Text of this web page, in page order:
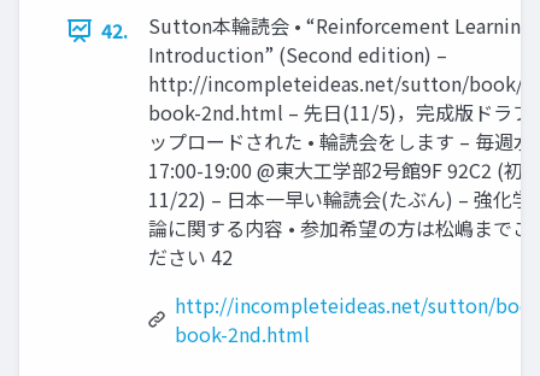
42.
Sutton本輪読会 • “Reinforcement Learning:
Introduction” (Second edition) –
http://incompleteideas.net/sutton/book/
book-2nd.html – 先⽇(11/5)，完成版ドラフ
ップロードされた • 輪読会をします – 毎週⽔
17:00-19:00 @東⼤⼯学部2号館9F 92C2 (初
11/22) – ⽇本⼀早い輪読会(たぶん) – 強化学
論に関する内容 • 参加希望の⽅は松嶋までご
ださい 42
http://incompleteideas.net/sutton/
book-2nd.html